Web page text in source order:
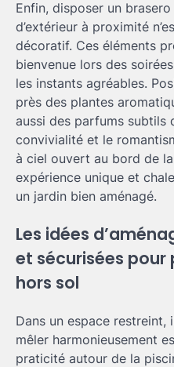
Enfin, disposer un
d’extérieur à proximité
décoratif. Ces éléments
bienvenue lors des
les instants agréables.
près des plantes
aussi des parfums subtils
convivialité et le
à ciel ouvert au bord de
expérience unique et
un jardin bien aménagé.
Les idées
et sécurisées pour
hors sol
Dans un espace restreint,
mêler harmonieusement
praticité autour de la